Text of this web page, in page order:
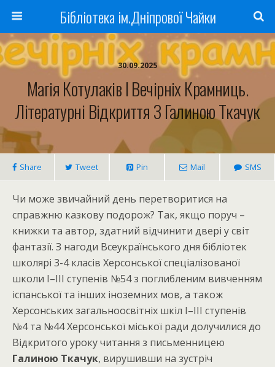
Бібліотека ім.Дніпрової Чайки
30.09.2025
Магія Котулаків І Вечірніх Крамниць.
Літературні Відкриття З Галиною Ткачук
Share Tweet Pin Mail SMS
Чи може звичайний день перетворитися на
справжню казкову подорож? Так, якщо поруч –
книжки та автор, здатний відчинити двері у світ
фантазії. З нагоди Всеукраїнського дня бібліотек
школярі 3-4 класів Херсонської спеціалізованої
школи І–ІІІ ступенів №54 з поглибленим вивченням
іспанської та інших іноземних мов, а також
Херсонських загальноосвітніх шкіл І–ІІІ ступенів
№4 та №44 Херсонської міської ради долучилися до
Відкритого уроку читання з письменницею
Галиною Ткачук, вирушивши на зустріч